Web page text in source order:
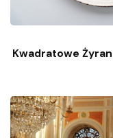
Kwadratowe